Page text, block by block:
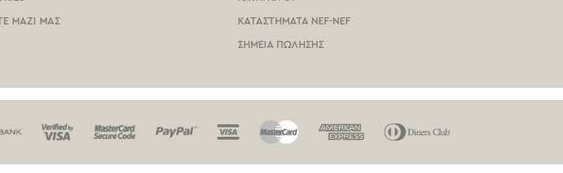
ΜΑΖΙ ΜΑΣ ΚΑΤΑΣΤΗΜΑΤΑ NEF-NEF
ΣΗΜΕΙΑ ΠΩΛΗΣΗΣ